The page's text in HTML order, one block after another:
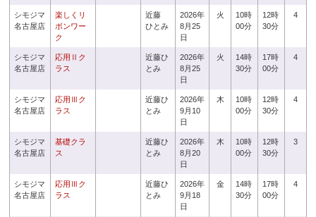
シモジマ
名古屋店
楽しくリ
ボンワー
ク
近藤
ひとみ
2026年
8月25
日
火
10時
00分
12時
30分
4
シモジマ
名古屋店
応用Ⅱク
ラス
近藤ひ
とみ
2026年
8月25
日
火
14時
30分
17時
00分
4
シモジマ
名古屋店
応用Ⅲク
ラス
近藤ひ
とみ
2026年
9月10
日
木
10時
00分
12時
30分
4
シモジマ
名古屋店
基礎クラ
ス
近藤ひ
とみ
2026年
8月20
日
木
10時
00分
12時
30分
3
シモジマ
名古屋店
応用Ⅲク
ラス
近藤ひ
とみ
2026年
9月18
日
金
14時
30分
17時
00分
4